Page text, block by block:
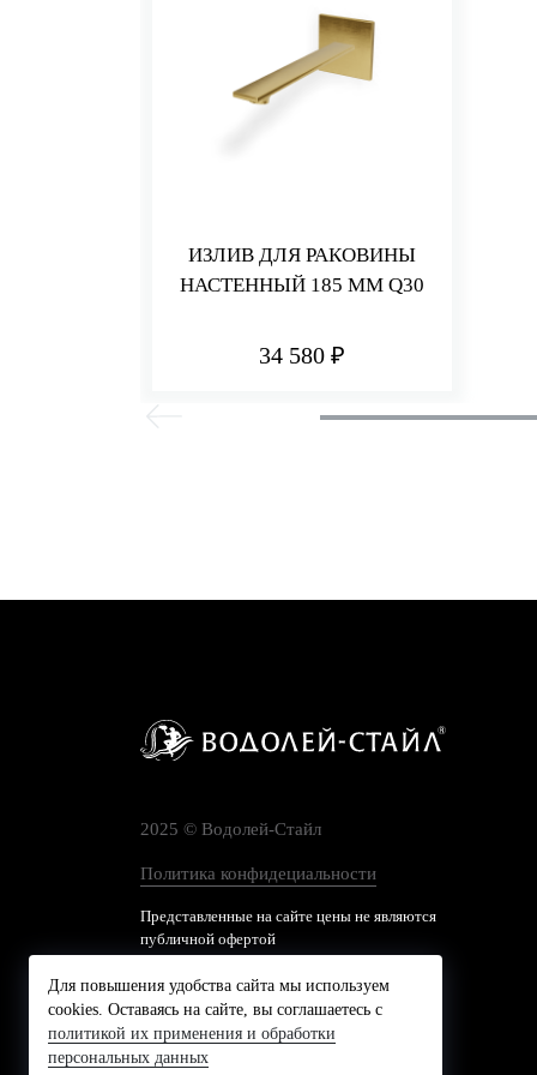
ИЗЛИВ ДЛЯ РАКОВИНЫ
НАСТЕННЫЙ 185 ММ Q30
34 580 ₽
2025 © Водолей-Cтайл
Политика конфидециальности
Представленные на сайте цены не являются
публичной офертой
Для повышения удобства сайта мы используем
cookies. Оставаясь на сайте, вы соглашаетесь с
политикой их применения и обработки
персональных данных